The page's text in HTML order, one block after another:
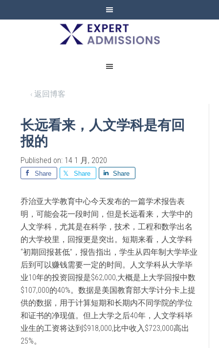
EXPERT
ADMISSIONS
‹ 返回博客
长远看来，人文学科是有回
报的
Published on: 14 1 月, 2020
Share Share Share
乔治亚大学教育中心今天发布的一篇学术报告表
明，可能会花一段时间，但是长远看来，大学中的
人文学科，尤其是在科学，技术，工程和数学出名
的大学校里，回报更是突出。短期来看，人文学科
“初期回报甚低”，报告指出，学生从四年制大学毕业
后到可以赚钱需要一定的时间。人文学科从大学毕
业10年的投资回报是$62,000,大概是上大学回报中数
$107,000的40%。数据是美国教育部大学计分卡上提
供的数据，用于计算短期和长期内不同学院的学位
和证书的净现值。但上大学之后40年，人文学科毕
业生的工资将达到$918,000,比中收入$723,000高出
25%。